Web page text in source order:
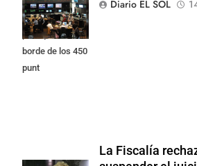
Street y el riesgo
país quedó al
borde de los 450
punt
Diario EL SOL
La Fiscalía